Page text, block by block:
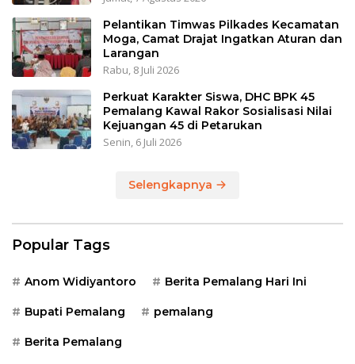
Pelantikan Timwas Pilkades Kecamatan
Moga, Camat Drajat Ingatkan Aturan dan
Larangan
Rabu, 8 Juli 2026
Perkuat Karakter Siswa, DHC BPK 45
Pemalang Kawal Rakor Sosialisasi Nilai
Kejuangan 45 di Petarukan
Senin, 6 Juli 2026
Selengkapnya
Popular Tags
Anom Widiyantoro Berita Pemalang Hari Ini
Bupati Pemalang pemalang
Berita Pemalang